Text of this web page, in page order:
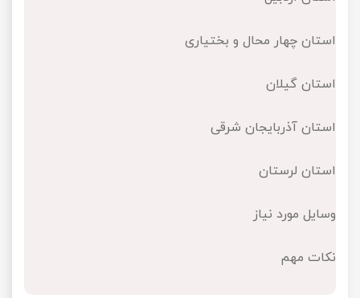
استان چهار محال و بختیاری
استان گیلان
استان آذربایجان شرقی
استان لرستان
وسایل مورد نیاز
نکات مهم
تور ماسوله
اقساطی
تور کیش از بندرعباس